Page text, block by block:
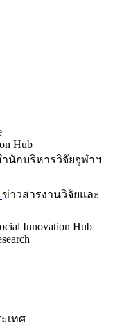
Hub
ำนักบริหารวิจัยจุฬาฯ
ข่าวสารงานวิจัยและ
Innovation Hub
เทศ